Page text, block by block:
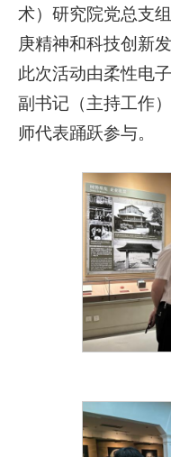
术）研究院党总支
庚精神和科技创新
此次活动由柔性电
副书记（主持工作
师代表踊跃参与。